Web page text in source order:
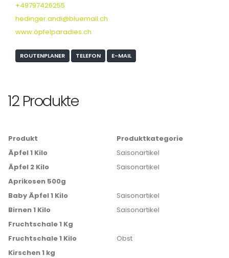
+49797426255
hedinger.andi@bluemail.ch
www.öpfelparadies.ch
ROUTENPLANER TELEFON E-MAIL
12 Produkte
Produkt
Produktkategorie
Äpfel 1 Kilo
Saisonartikel
Äpfel 2 Kilo
Saisonartikel
Aprikosen 500g
Baby Äpfel 1 Kilo
Saisonartikel
Birnen 1 Kilo
Saisonartikel
Fruchtschale 1 Kg
Fruchtschale 1 Kilo
Obst
Kirschen 1 kg